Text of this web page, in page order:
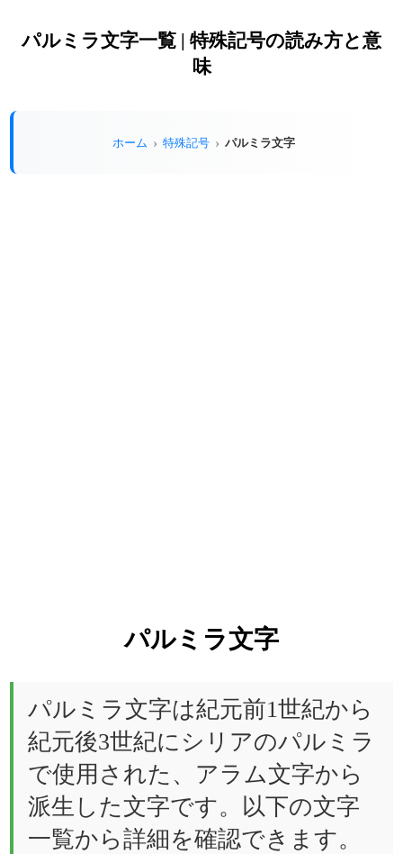
パルミラ文字一覧 | 特殊記号の読み方と意
味
ホーム 特殊記号 パルミラ文字
パルミラ文字
パルミラ文字は紀元前1世紀から
紀元後3世紀にシリアのパルミラ
で使用された、アラム文字から
派生した文字です。以下の文字
一覧から詳細を確認できます。